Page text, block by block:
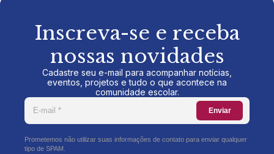
Inscreva-se e receba
nossas novidades
Cadastre seu e-mail para acompanhar notícias,
eventos, projetos e tudo o que acontece na
comunidade escolar.
Enviar
Prometemos não utilizar suas informações de contato para enviar qualquer
tipo de SPAM.